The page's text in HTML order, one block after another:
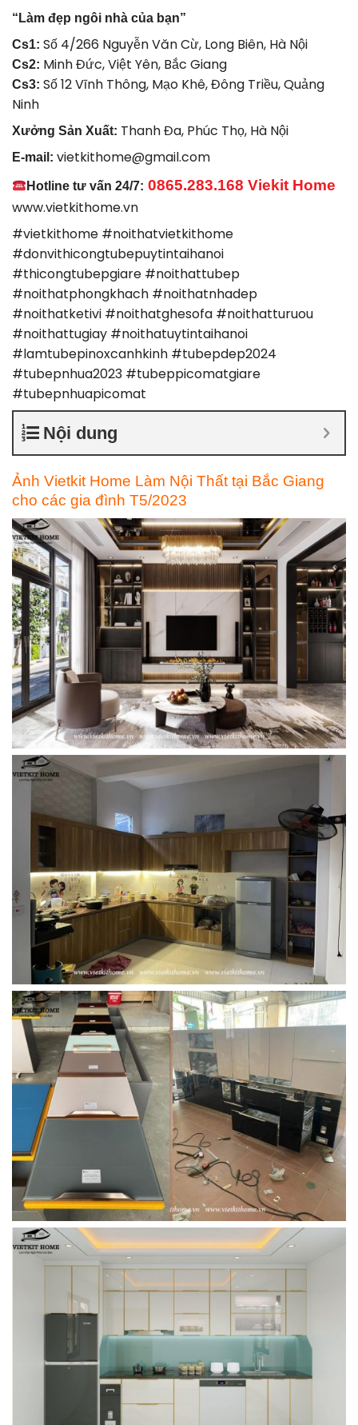
“Làm đẹp ngôi nhà của bạn”
Cs1: Số 4/266 Nguyễn Văn Cừ, Long Biên, Hà Nội
Cs2: Minh Đức, Việt Yên, Bắc Giang
Cs3: Số 12 Vĩnh Thông, Mạo Khê, Đông Triều, Quảng
Ninh
Xưởng Sản Xuất: Thanh Đa, Phúc Thọ, Hà Nội
E-mail: vietkithome@gmail.com
Hotline tư vấn 24/7: 0865.283.168 Viekit Home
www.vietkithome.vn
#vietkithome #noithatvietkithome
#donvithicongtubepuytintaihanoi
#thicongtubepgiare #noithattubep
#noithatphongkhach #noithatnhadep
#noithatketivi #noithatghesofa #noithatturuou
#noithattugiay #noithatuytintaihanoi
#lamtubepinoxcanhkinh #tubepdep2024
#tubepnhua2023 #tubeppicomatgiare
#tubepnhuapicomat
Nội dung
Ảnh Vietkit Home Làm Nội Thất tại Bắc Giang
cho các gia đình T5/2023